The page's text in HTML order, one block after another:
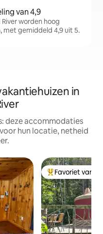
van 4,9
worden hoog
met gemiddeld 4,9 uit 5.
in
deze accommodaties
hun locatie, netheid
Topfavoriet van
Favoriet van